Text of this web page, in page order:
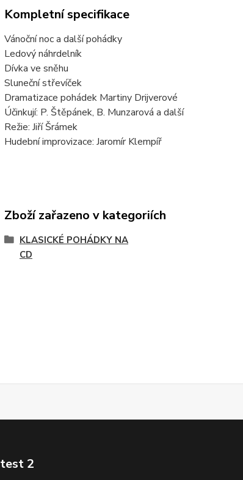
Kompletní specifikace
Vánoční noc a další pohádky
Ledový náhrdelník
Dívka ve sněhu
Sluneční střevíček
Dramatizace pohádek Martiny Drijverové
Účinkují: P. Štěpánek, B. Munzarová a další
Režie: Jiří Šrámek
Hudební improvizace: Jaromír Klempíř
Zboží zařazeno v kategoriích
KLASICKÉ POHÁDKY NA
CD
test 2